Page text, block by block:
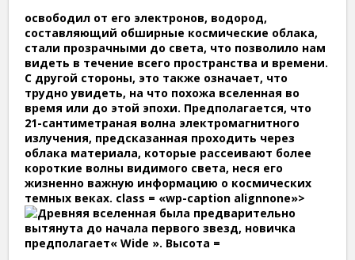
освободил от его электронов, водород,
составляющий обширные космические облака,
стали прозрачными до света, что позволило нам
видеть в течение всего пространства и времени.
С другой стороны, это также означает, что
трудно увидеть, на что похожа вселенная во
время или до этой эпохи. Предполагается, что
21-сантиметраная волна электромагнитного
излучения, предсказанная проходить через
облака материала, которые рассеивают более
короткие волны видимого света, неся его
жизненно важную информацию о космических
темных веках. class = «wp-caption alignnone»>